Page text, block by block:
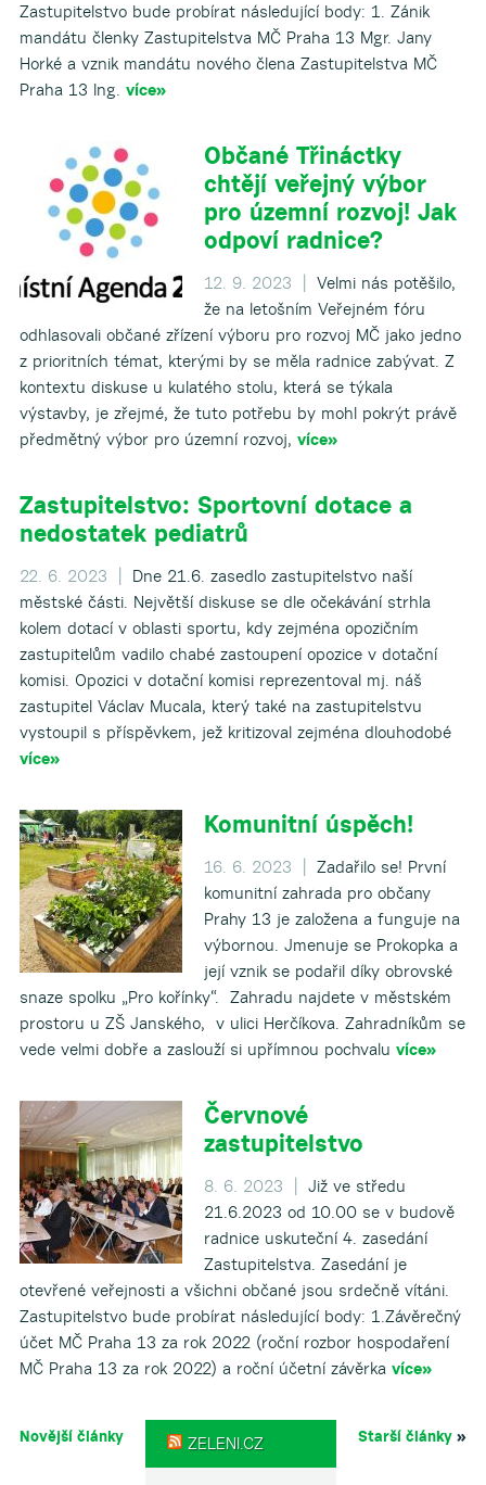
Zastupitelstvo bude probírat následující body: 1. Zánik
mandátu členky Zastupitelstva MČ Praha 13 Mgr. Jany
Horké a vznik mandátu nového člena Zastupitelstva MČ
Praha 13 Ing. více»
Občané Třináctky
chtějí veřejný výbor
pro územní rozvoj! Jak
odpoví radnice?
12. 9. 2023 |
Velmi nás potěšilo,
že na letošním Veřejném fóru
odhlasovali občané zřízení výboru pro rozvoj MČ jako jedno
z prioritních témat, kterými by se měla radnice zabývat. Z
kontextu diskuse u kulatého stolu, která se týkala
výstavby, je zřejmé, že tuto potřebu by mohl pokrýt právě
předmětný výbor pro územní rozvoj, více»
Zastupitelstvo: Sportovní dotace a
nedostatek pediatrů
22. 6. 2023 |
Dne 21.6. zasedlo zastupitelstvo naší
městské části. Největší diskuse se dle očekávání strhla
kolem dotací v oblasti sportu, kdy zejména opozičním
zastupitelům vadilo chabé zastoupení opozice v dotační
komisi. Opozici v dotační komisi reprezentoval mj. náš
zastupitel Václav Mucala, který také na zastupitelstvu
vystoupil s příspěvkem, jež kritizoval zejména dlouhodobé
více»
Komunitní úspěch!
16. 6. 2023 |
Zadařilo se! První
komunitní zahrada pro občany
Prahy 13 je založena a funguje na
výbornou. Jmenuje se Prokopka a
její vznik se podařil díky obrovské
snaze spolku „Pro kořínky“. Zahradu najdete v městském
prostoru u ZŠ Janského, v ulici Herčíkova. Zahradníkům se
vede velmi dobře a zaslouží si upřímnou pochvalu více»
Červnové
zastupitelstvo
8. 6. 2023 |
Již ve středu
21.6.2023 od 10.00 se v budově
radnice uskuteční 4. zasedání
Zastupitelstva. Zasedání je
otevřené veřejnosti a všichni občané jsou srdečně vítáni.
Zastupitelstvo bude probírat následující body: 1.Závěrečný
účet MČ Praha 13 za rok 2022 (roční rozbor hospodaření
MČ Praha 13 za rok 2022) a roční účetní závěrka více»
Novější články Starší články »
ZELENI.CZ